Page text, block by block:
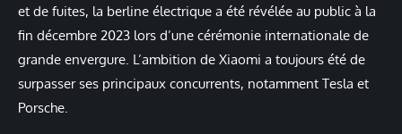
et de fuites, la berline électrique a été révélée au public à la
fin décembre 2023 lors d’une cérémonie internationale de
grande envergure. L’ambition de Xiaomi a toujours été de
surpasser ses principaux concurrents, notamment Tesla et
Porsche.